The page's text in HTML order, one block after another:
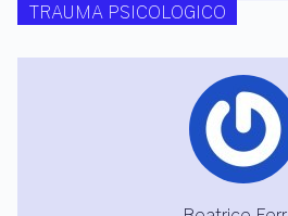
TRAUMA PSICOLOGICO